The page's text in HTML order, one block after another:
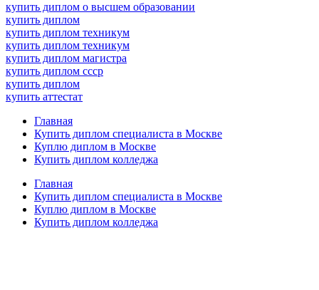
купить диплом о высшем образовании
купить диплом
купить диплом техникум
купить диплом техникум
купить диплом магистра
купить диплом ссср
купить диплом
купить аттестат
Главная
Купить диплом специалиста в Москве
Куплю диплом в Москве
Купить диплом колледжа
Главная
Купить диплом специалиста в Москве
Куплю диплом в Москве
Купить диплом колледжа